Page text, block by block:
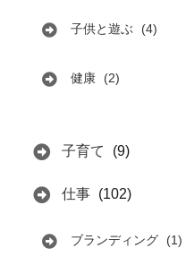
子供と遊ぶ (4)
健康 (2)
子育て (9)
仕事 (102)
ブランディング (1)